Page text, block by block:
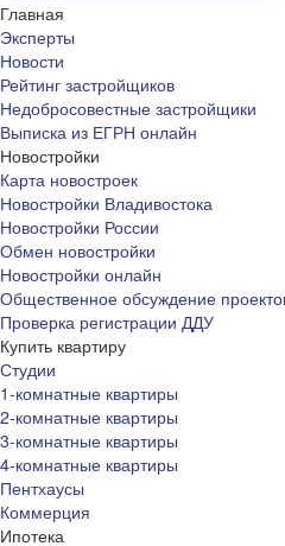
Главная
Эксперты
Новости
Рейтинг застройщиков
Недобросовестные застройщики
Выписка из ЕГРН онлайн
Новостройки
Карта новостроек
Новостройки Владивостока
Новостройки России
Обмен новостройки
Новостройки онлайн
Общественное обсуждение
Проверка регистрации ДДУ
Купить квартиру
Студии
1-комнатные квартиры
2-комнатные квартиры
3-комнатные квартиры
4-комнатные квартиры
Пентхаусы
Коммерция
Ипотека